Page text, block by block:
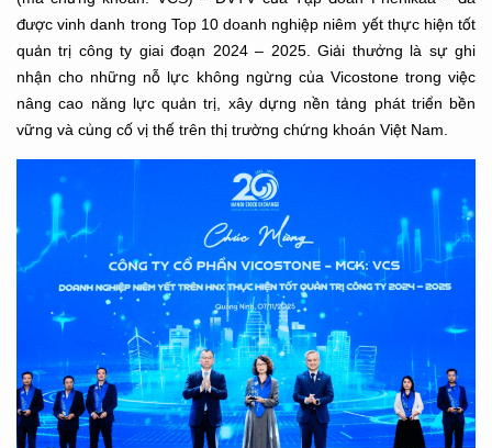
được vinh danh trong Top 10 doanh nghiệp niêm yết thực hiện tốt
quản trị công ty giai đoạn 2024 – 2025. Giải thưởng là sự ghi
nhận cho những nỗ lực không ngừng của Vicostone trong việc
nâng cao năng lực quản trị, xây dựng nền tảng phát triển bền
vững và củng cố vị thế trên thị trường chứng khoán Việt Nam.